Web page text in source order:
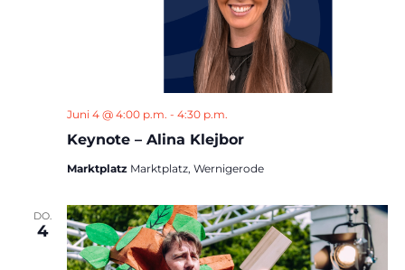
Keynote – Alina Klejbor
Juni 4 @ 4:00 p.m. - 4:30 p.m.
Marktplatz Marktplatz, Wernigerode
DO.
4